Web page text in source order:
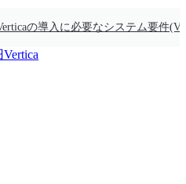
の導入に必要なシステム要件
Vertica